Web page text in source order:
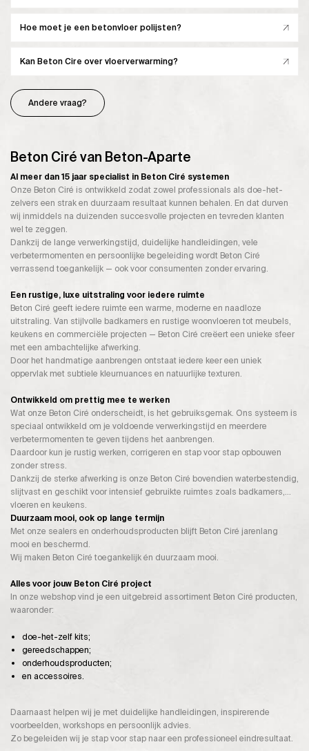
Hoe moet je een betonvloer polijsten?
Kan Beton Cire over vloerverwarming?
Andere vraag?
Beton Ciré van Beton-Aparte
Al meer dan 15 jaar specialist in Beton Ciré systemen
Onze Beton Ciré is ontwikkeld zodat zowel professionals als doe-het-
zelvers een strak en duurzaam resultaat kunnen behalen. En dat durven
wij inmiddels na duizenden succesvolle projecten en tevreden klanten
wel te zeggen.
Dankzij de lange verwerkingstijd, duidelijke handleidingen, vele
verbetermomenten en persoonlijke begeleiding wordt Beton Ciré
verrassend toegankelijk — ook voor consumenten zonder ervaring.
Een rustige, luxe uitstraling voor iedere ruimte
Beton Ciré geeft iedere ruimte een warme, moderne en naadloze
uitstraling. Van stijlvolle badkamers en rustige woonvloeren tot meubels,
keukens en commerciële projecten — Beton Ciré creëert een unieke sfeer
met een ambachtelijke afwerking.
Door het handmatige aanbrengen ontstaat iedere keer een uniek
oppervlak met subtiele kleurnuances en natuurlijke texturen.
Ontwikkeld om prettig mee te werken
Wat onze Beton Ciré onderscheidt, is het gebruiksgemak. Ons systeem is
speciaal ontwikkeld om je voldoende verwerkingstijd en meerdere
verbetermomenten te geven tijdens het aanbrengen.
Daardoor kun je rustig werken, corrigeren en stap voor stap opbouwen
zonder stress.
Dankzij de sterke afwerking is onze Beton Ciré bovendien waterbestendig,
slijtvast en geschikt voor intensief gebruikte ruimtes zoals badkamers,
vloeren en keukens.
Duurzaam mooi, ook op lange termijn
Met onze sealers en onderhoudsproducten blijft Beton Ciré jarenlang
mooi en beschermd.
Wij maken Beton Ciré toegankelijk én duurzaam mooi.
Alles voor jouw Beton Ciré project
In onze webshop vind je een uitgebreid assortiment Beton Ciré producten,
waaronder:
doe-het-zelf kits;
gereedschappen;
onderhoudsproducten;
en accessoires.
Daarnaast helpen wij je met duidelijke handleidingen, inspirerende
voorbeelden, workshops en persoonlijk advies.
Zo begeleiden wij je stap voor stap naar een professioneel eindresultaat.